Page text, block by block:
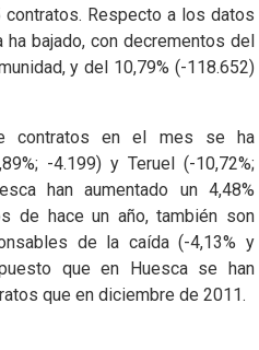
contratos. Respecto a los datos
bajado, con decrementos del
y del 10,79% (-118.652)
contratos en el mes se ha
-4.199) y Teruel (-10,72%;
han aumentado un 4,48%
de hace un año, también son
de la caída (-4,13% y
que en Huesca se han
que en diciembre de 2011.